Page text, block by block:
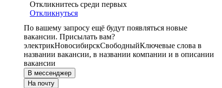
Откликнитесь среди первых
Откликнуться
По вашему запросу ещё будут появляться новые
вакансии. Присылать вам?
электрикНовосибирскСвободныйКлючевые слова в
названии вакансии, в названии компании и в описании
вакансии
В мессенджер
На почту